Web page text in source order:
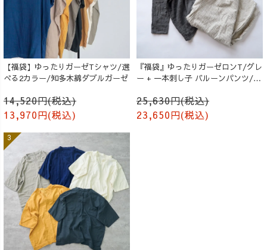
【福袋】ゆったりガーゼTシャツ/選
べる2カラー/知多木綿ダブルガーゼ
14,520円(税込)
13,970円(税込)
『福袋』ゆったりガーゼロンT/グレ
ー + 一本刺し子 バルーンパンツ/生
25,630円(税込)
23,650円(税込)